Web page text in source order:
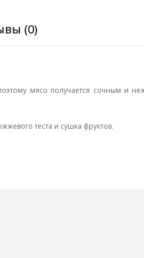
(0)
мясо получается сочным и
теста и сушка фруктов.